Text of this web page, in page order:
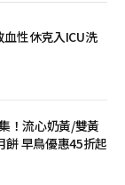
性休克入ICU洗
！流心奶黃/雙黃
餅 早鳥優惠45折起